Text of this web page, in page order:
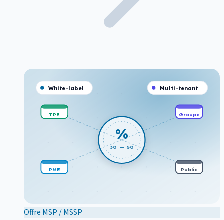
%
30 — 50
TPE
PME
Groupe
Public
White-label Multi-tenant
Offre MSP / MSSP